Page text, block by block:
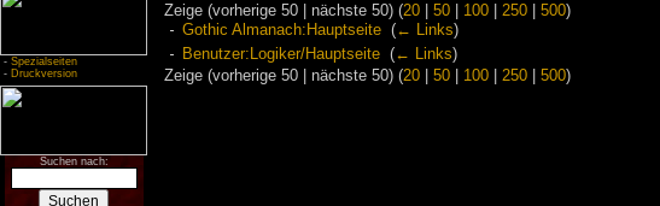
- Spezialseiten
- Druckversion
Suchen nach:
Zeige (vorherige 50 | nächste 50) (20| 50| 100| 250| 500)
Gothic Almanach:Hauptseite‎ (← Links)
Benutzer:Logiker/Hauptseite‎ (← Links)
Zeige (vorherige 50 | nächste 50) (20| 50| 100| 250| 500)